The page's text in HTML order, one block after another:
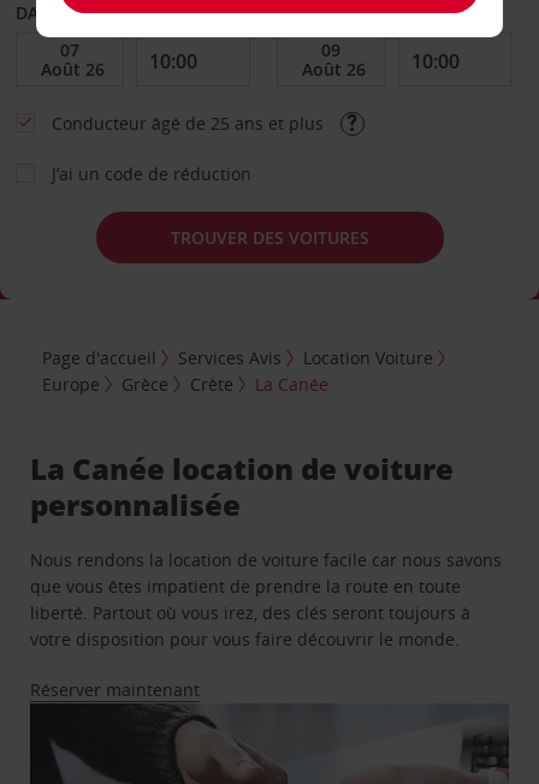
DATE DE DÉBUT DATE DE FIN
Conducteur âgé de 25 ans et plus
J’ai un code de réduction
TROUVER DES VOITURES
Page d'accueil Services Avis
Location Voiture
Europe
Grèce Crète La Canée
La Canée location de voiture
personnalisée
Nous rendons la location de voiture facile car nous savons
que vous êtes impatient de prendre la route en toute
liberté. Partout où vous irez, des clés seront toujours à
votre disposition pour vous faire découvrir le monde.
Réserver maintenant